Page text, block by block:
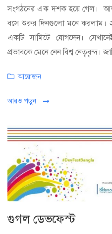
সংগঠনের এক দশক হয়ে গেল। আজ
বসে শুরুর দিনগুলো মনে করলাম।
একটি সামিটে যোগদেন।
প্রভাবকে মেনে নেন বিশ্ব
Categories
আয়োজন
আরও পড়ুন
গুগল ডেভফেস্ট